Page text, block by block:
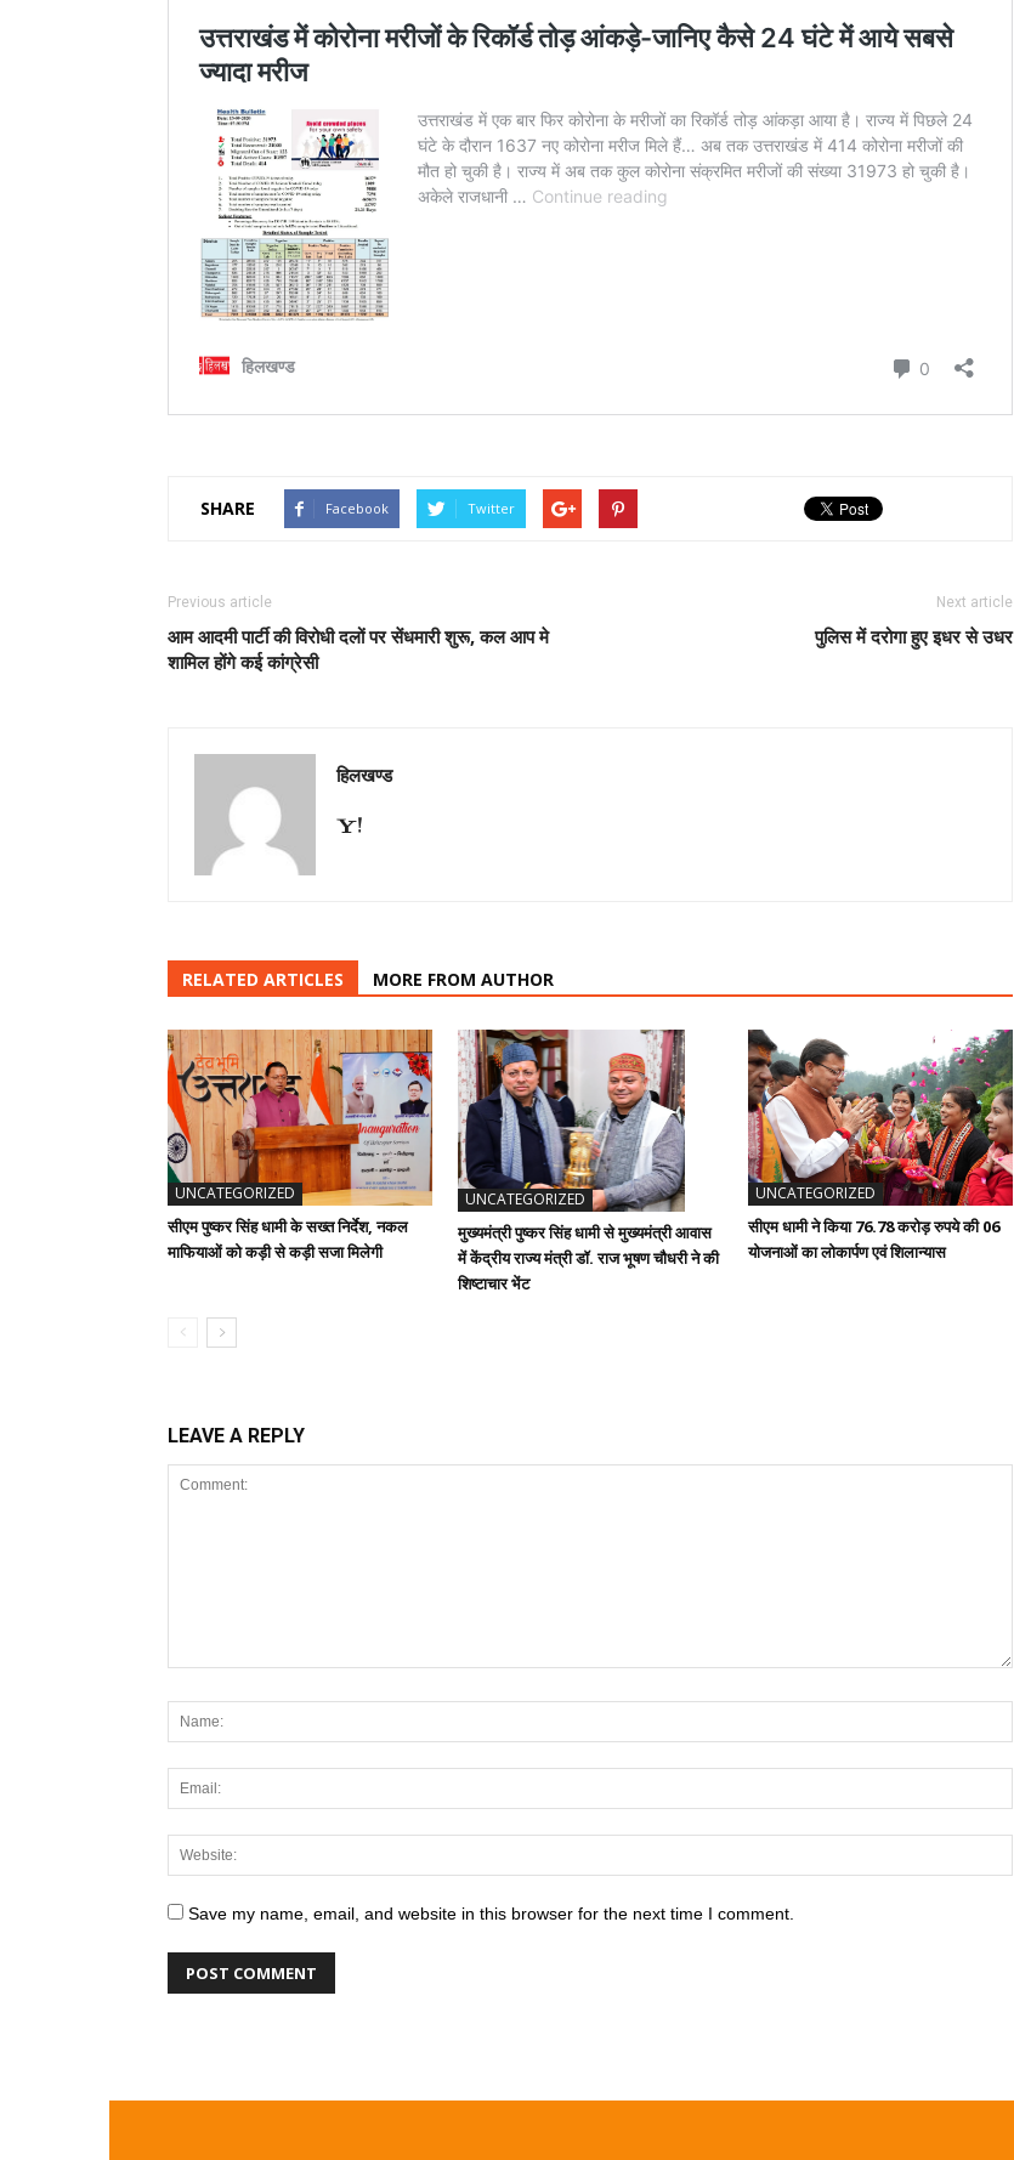
SHARE Facebook Twitter
Previous article
आम आदमी पार्टी की विरोधी दलों पर सेंधमारी शुरू, कल आप मे
शामिल होंगे कई कांग्रेसी
Next article
पुलिस में दरोगा हुए इधर से उधर
हिलखण्ड
RELATED ARTICLES MORE FROM AUTHOR
UNCATEGORIZED
सीएम पुष्कर सिंह धामी के सख्त निर्देश, नकल
माफियाओं को कड़ी से कड़ी सजा मिलेगी
UNCATEGORIZED
मुख्यमंत्री पुष्कर सिंह धामी से मुख्यमंत्री आवास
में केंद्रीय राज्य मंत्री डॉ. राज भूषण चौधरी ने की
शिष्टाचार भेंट
UNCATEGORIZED
सीएम धामी ने किया 76.78 करोड़ रुपये की 06
योजनाओं का लोकार्पण एवं शिलान्यास
LEAVE A REPLY
Save my name, email, and website in this browser for the next time I comment.